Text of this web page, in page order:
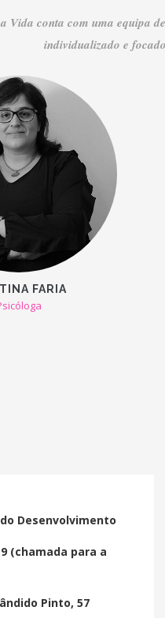
Vida conta com uma equipa
individualizado e
FARIA
Desenvolvimento
(chamada para a
Pinto, 57